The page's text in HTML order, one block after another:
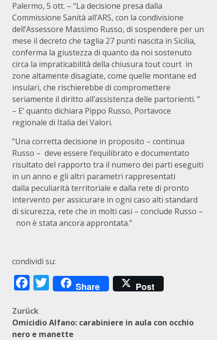
Palermo, 5 ott. – “La decisione presa dalla
Commissione Sanità all’ARS, con la condivisione
dell’Assessore Massimo Russo, di sospendere per un
mese il decreto che taglia 27 punti nascita in Sicilia,
conferma la giustezza di quanto da noi sostenuto
circa la impraticabilità della chiusura tout court in
zone altamente disagiate, come quelle montane ed
insulari, che rischierebbe di compromettere
seriamente il diritto all’assistenza delle partorienti. ”
– E’ quanto dichiara Pippo Russo, Portavoce
regionale di Italia dei Valori.
“Una corretta decisione in proposito – continua
Russo – deve essere l’equilibrato e documentato
risultato del rapporto tra il numero dei parti eseguiti
in un anno e gli altri parametri rappresentati
dalla peculiarità territoriale e dalla rete di pronto
intervento per assicurare in ogni caso alti standard
di sicurezza, rete che in molti casi – conclude Russo –
non è stata ancora approntata.”
condividi su:
Facebook
Twitter
Share Post
Beitragsnavigation
Zurück
Omicidio Alfano: carabiniere in aula con occhio
nero e manette